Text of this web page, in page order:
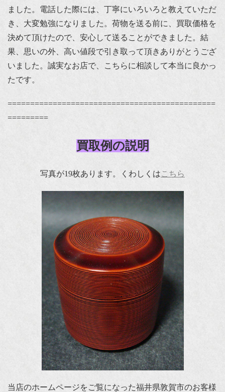
ました。電話した際には、丁寧にいろいろと教えていただ
き、大変勉強になりました。荷物を送る前に、買取価格を
決めて頂けたので、安心して送ることができました。結
果、思いの外、高い値段で引き取って頂きありがとうござ
いました。誠実なお店で、こちらに相談して本当に良かっ
たです。
==============================================
=========
買取例の説明
写真が19枚あります。くわしくはこちら
当店のホームページをご覧になった福井県敦賀市のお客様